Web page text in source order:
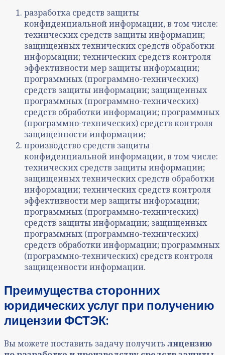
разработка средств защиты
конфиденциальной информации, в том числе:
технических средств защиты информации;
защищенных технических средств обработки
информации; технических средств контроля
эффективности мер защиты информации;
программных (программно-технических)
средств защиты информации; защищенных
программных (программно-технических)
средств обработки информации; программных
(программно-технических) средств контроля
защищенности информации;
производство средств защиты
конфиденциальной информации, в том числе:
технических средств защиты информации;
защищенных технических средств обработки
информации; технических средств контроля
эффективности мер защиты информации;
программных (программно-технических)
средств защиты информации; защищенных
программных (программно-технических)
средств обработки информации; программных
(программно-технических) средств контроля
защищенности информации.
Преимущества сторонних
юридических услуг при получению
лицензии ФСТЭК:
Вы можете поставить задачу получить лицензию